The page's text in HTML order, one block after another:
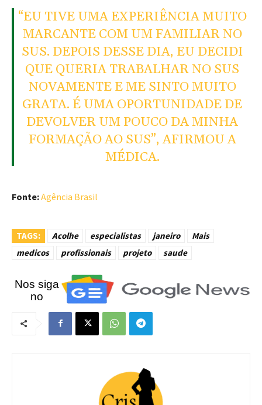
“EU TIVE UMA EXPERIÊNCIA MUITO
MARCANTE COM UM FAMILIAR NO
SUS. DEPOIS DESSE DIA, EU DECIDI
QUE QUERIA TRABALHAR NO SUS
NOVAMENTE E ME SINTO MUITO
GRATA. É UMA OPORTUNIDADE DE
DEVOLVER UM POUCO DA MINHA
FORMAÇÃO AO SUS”, AFIRMOU A
MÉDICA.
Fonte:Agência Brasil
TAGS: Acolhe especialistas janeiro
Mais
medicos
profissionais projeto saude
Nos siga
no